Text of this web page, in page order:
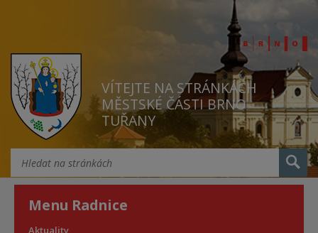
VÍTEJTE NA STRÁNKÁCH
MĚSTSKÉ ČÁSTI BRNO
TUŘANY
Menu Radnice
Aktuality